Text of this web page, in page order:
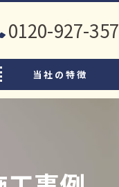
0120-927-357
当社の特徴
小牧市のリフォーム